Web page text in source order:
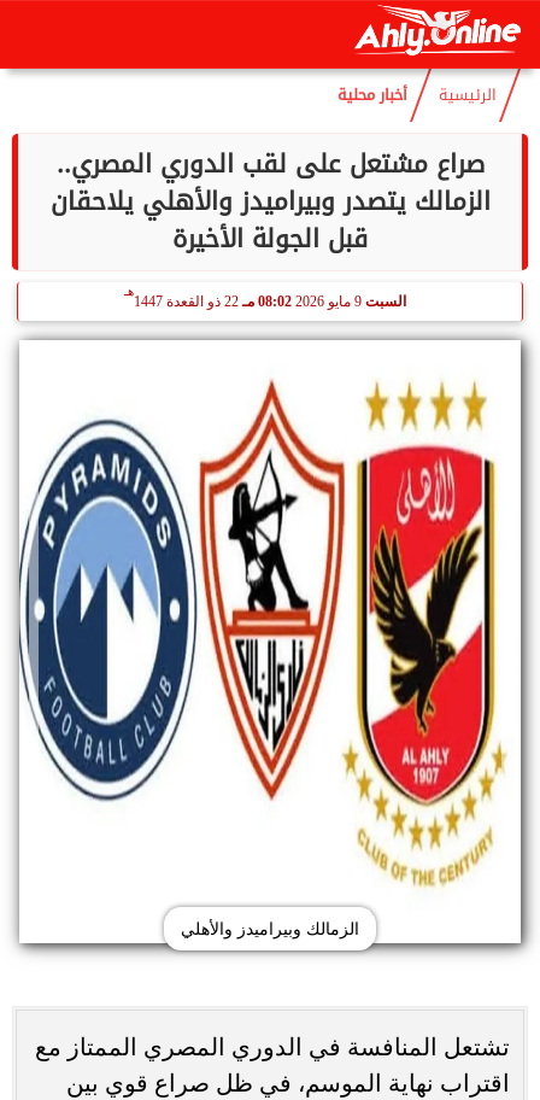
الجمعة
الرئيسية أخبار محلية
صراع مشتعل على لقب الدوري المصري..
الزمالك يتصدر وبيراميدز والأهلي يلاحقان
قبل الجولة الأخيرة
السبت 08:02 مـ 22 ذو القعدة 1447
هـ
الزمالك وبيراميدز والأهلي
تشتعل المنافسة في الدوري المصري الممتاز مع
اقتراب نهاية الموسم، في ظل صراع قوي بين